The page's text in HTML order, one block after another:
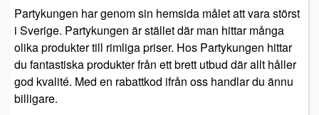
Partykungen har genom sin hemsida målet att vara störst
i Sverige. Partykungen är stället där man hittar många
olika produkter till rimliga priser. Hos Partykungen hittar
du fantastiska produkter från ett brett utbud där allt håller
god kvalité. Med en rabattkod ifrån oss handlar du ännu
billigare.